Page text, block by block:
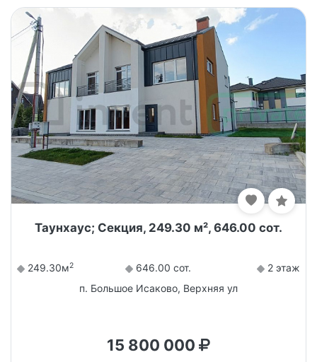
Таунхаус; Секция, 249.30 м², 646.00 сот.
249.30м2 646.00 сот.
2 этаж
п. Большое Исаково, Верхняя ул
15 800 000